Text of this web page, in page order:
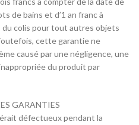
de bains et d’1 an franc à
colis pour tout autres objets
cette garantie ne
causé par une négligence, une
du produit par
GARANTIES
défectueux pendant la